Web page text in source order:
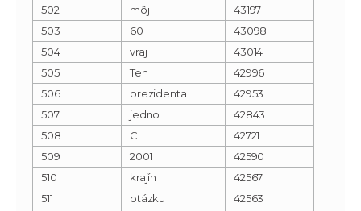
502
môj
43197
503
60
43098
504
vraj
43014
505
Ten
42996
506
prezidenta
42953
507
jedno
42843
508
C
42721
509
2001
42590
510
krajín
42567
511
otázku
42563